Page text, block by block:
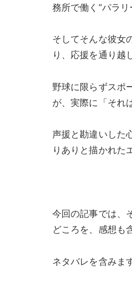
務所で働く“パラ
そしてそんな彼女
り、応援を通り越
野球に限らずスポ
が、実際に「それ
声援と勘違いした
りありと描かれた
今回の記事では、
どころを、感想も
ネタバレを含みま